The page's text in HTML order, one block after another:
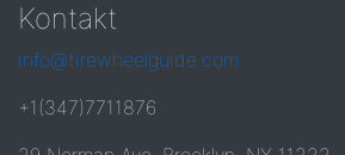
Kontakt
info@tirewheelguide.com
+1(347)7711876